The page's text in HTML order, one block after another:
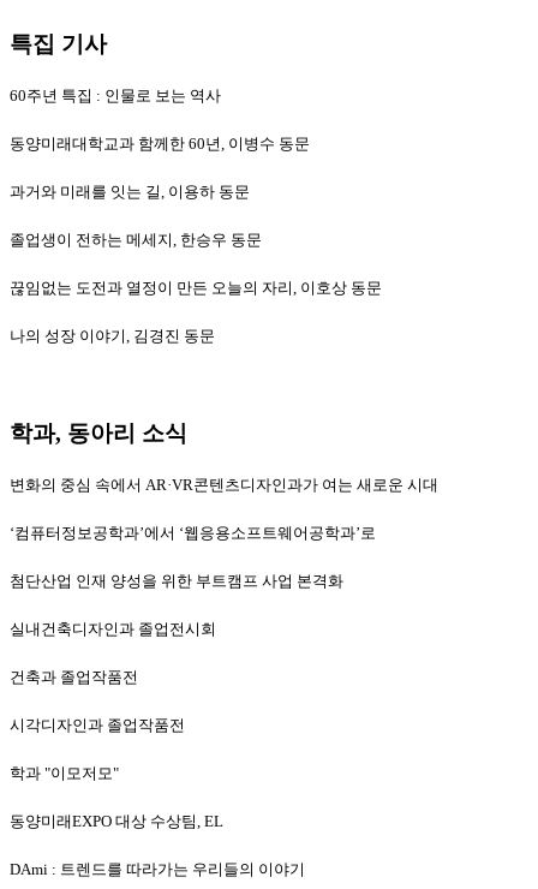
특집 기사
60주년 특집 : 인물로 보는 역사
동양미래대학교과 함께한 60년, 이병수 동문
과거와 미래를 잇는 길, 이용하 동문
졸업생이 전하는 메세지, 한승우 동문
끊임없는 도전과 열정이 만든 오늘의 자리, 이호상 동문
나의 성장 이야기, 김경진 동문
학과, 동아리 소식
변화의 중심 속에서 AR·VR콘텐츠디자인과가 여는 새로운 시대
‘컴퓨터정보공학과’에서 ‘웹응용소프트웨어공학과’로
첨단산업 인재 양성을 위한 부트캠프 사업 본격화
실내건축디자인과 졸업전시회
건축과 졸업작품전
시각디자인과 졸업작품전
학과 "이모저모"
동양미래EXPO 대상 수상팀, EL
DAmi : 트렌드를 따라가는 우리들의 이야기